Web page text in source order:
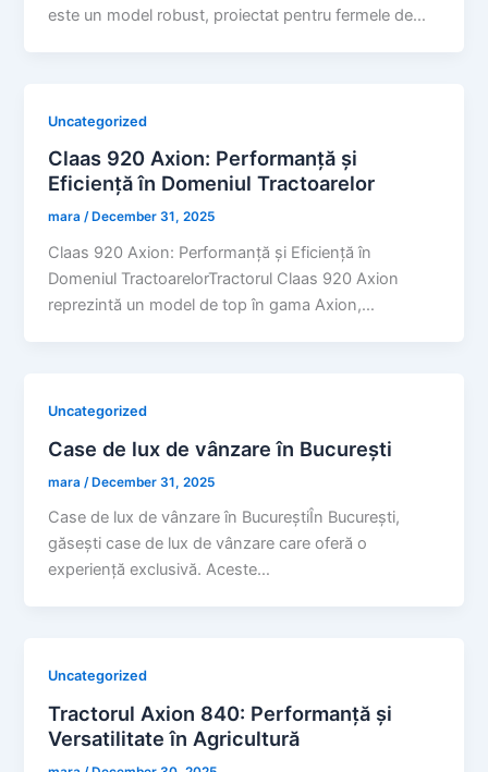
este un model robust, proiectat pentru fermele de…
Uncategorized
Claas 920 Axion: Performanță și
Eficiență în Domeniul Tractoarelor
mara/ December 31, 2025
Claas 920 Axion: Performanță și Eficiență în
Domeniul TractoarelorTractorul Claas 920 Axion
reprezintă un model de top în gama Axion,…
Uncategorized
Case de lux de vânzare în București
mara /December 31, 2025
Case de lux de vânzare în BucureștiÎn București,
găsești case de lux de vânzare care oferă o
experiență exclusivă. Aceste…
Uncategorized
Tractorul Axion 840: Performanță și
Versatilitate în Agricultură